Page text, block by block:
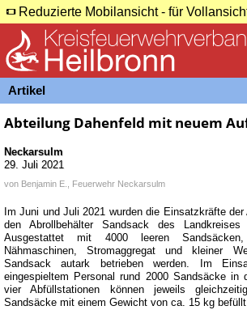
Reduzierte Mobilansicht - für
Artikel
Abteilung Dahenfeld mit neuem
Neckarsulm
29. Juli 2021
von Benjamin E., Feuerwehr Neckarsulm
Im Juni und Juli 2021 wurden die Einsatzkräfte
den Abrollbehälter Sandsack des Landkreises
Ausgestattet mit 4000 leeren
Nähmaschinen, Stromaggregat und kleiner
Sandsack autark betrieben werden. Im
eingespieltem Personal rund 2000 Sandsäcke in
vier Abfüllstationen können jeweils
Sandsäcke mit einem Gewicht von ca. 15 kg befüllt